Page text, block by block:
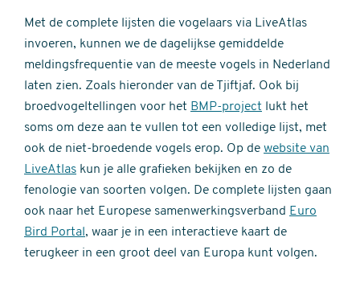
Met de complete lijsten die vogelaars via LiveAtlas
invoeren, kunnen we de dagelijkse gemiddelde
meldingsfrequentie van de meeste vogels in Nederland
laten zien. Zoals hieronder van de Tjiftjaf. Ook bij
broedvogeltellingen voor het BMP-project lukt het
soms om deze aan te vullen tot een volledige lijst, met
ook de niet-broedende vogels erop. Op de website van
LiveAtlas kun je alle grafieken bekijken en zo de
fenologie van soorten volgen. De complete lijsten gaan
ook naar het Europese samenwerkingsverband Euro
Bird Portal, waar je in een interactieve kaart de
terugkeer in een groot deel van Europa kunt volgen.